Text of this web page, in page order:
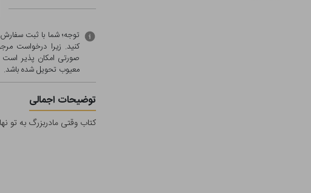
توجه؛ شما با ثبت
کنید. زیرا درخواست
صورتی امکان پذیر است
معيوب تحویل شده باشد.
توضیحات اجمالی
کتاب وقتی مادربزرگ به تو